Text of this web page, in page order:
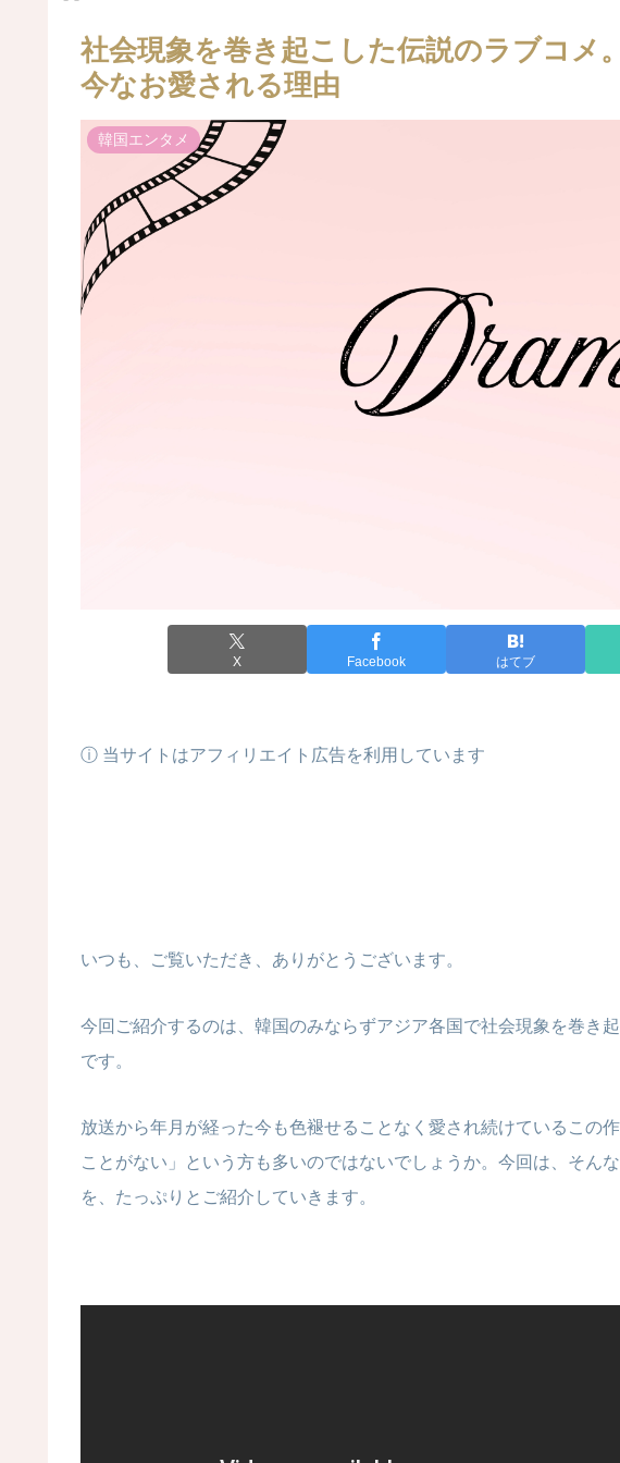
社会現象を巻き起こした伝説のラブコメ
今なお愛される理由
韓国エンタメ
X Facebook はてブ
ⓘ 当サイトはアフィリエイト広告を利用しています
いつも、ご覧いただき、ありがとうございます。
今回ご紹介するのは、韓国のみならずアジア各国で社会現象を巻き
です。
放送から年月が経った今も色褪せることなく愛され続けているこの
ことがない」という方も多いのではないでしょうか。今回は、そん
を、たっぷりとご紹介していきます。